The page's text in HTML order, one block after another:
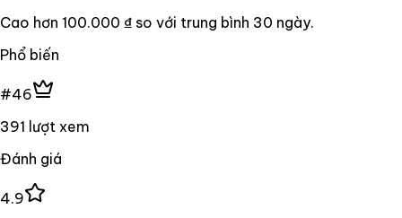
Cao hơn 100.000 ₫ so với trung bình 30 ngày.
Phổ biến
#46
391 lượt xem
Đánh giá
4.9